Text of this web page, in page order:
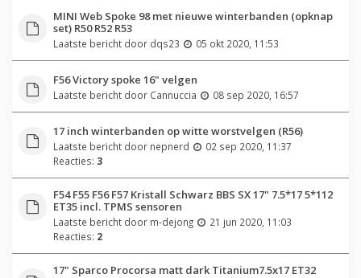
MINI Web Spoke 98 met nieuwe winterbanden (opknap
set) R50 R52 R53
Laatste bericht door dqs23 05 okt 2020, 11:53
F56 Victory spoke 16" velgen
Laatste bericht door Cannuccia 08 sep 2020, 16:57
17 inch winterbanden op witte worstvelgen (R56)
Laatste bericht door nepnerd
02 sep 2020, 11:37
Reacties: 3
F54 F55 F56 F57 Kristall Schwarz BBS SX 17" 7.5*17 5*112
ET35 incl. TPMS sensoren
Laatste bericht door m-dejong
21 jun 2020, 11:03
Reacties: 2
17" Sparco Procorsa matt dark Titanium7.5x17 ET32